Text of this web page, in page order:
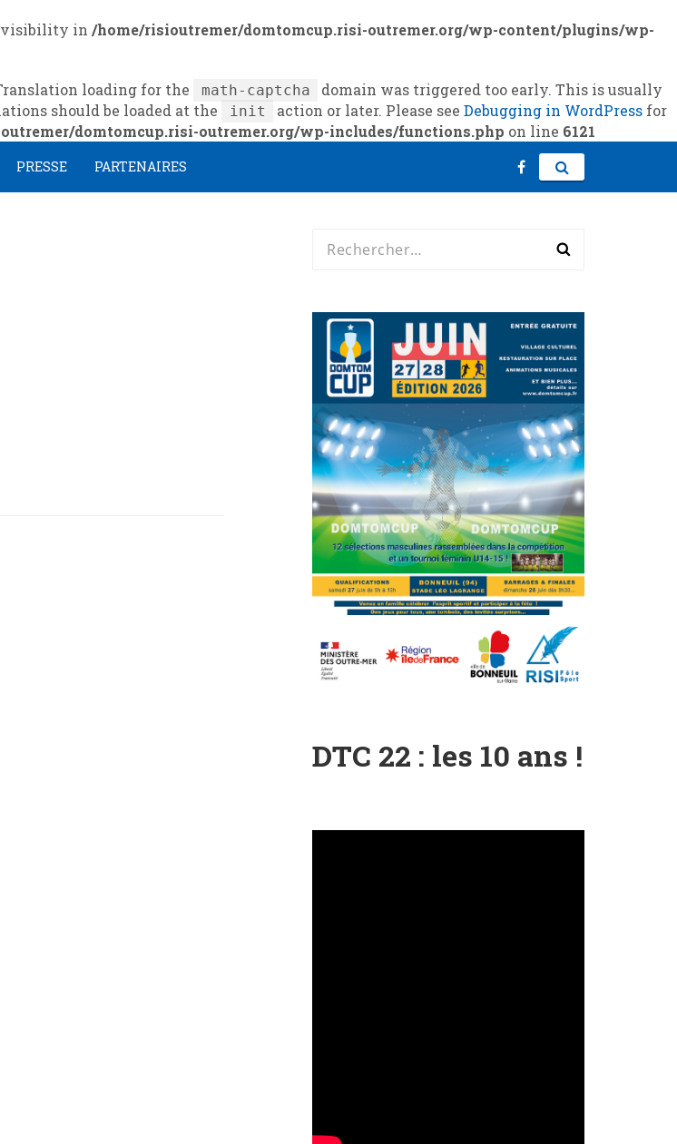
visibility in /home/risioutremer/domtomcup.risi-outremer.org/wp-content/plugins/wp-
loading for the math-captcha
domain was triggered too early. This is usually
should be loaded at the
init action or later. Please seeDebugging in WordPress for
domtomcup.risi-outremer.org/wp-includes/functions.php on line 6121
PRESSE PARTENAIRES
DTC 22 : les 10 ans !